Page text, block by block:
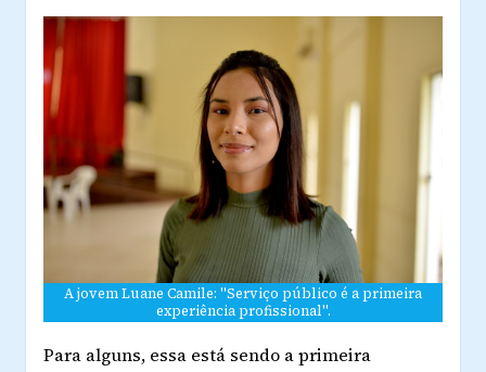
A jovem Luane Camile: "Serviço público é a primeira
experiência profissional".
Para alguns, essa está sendo a primeira